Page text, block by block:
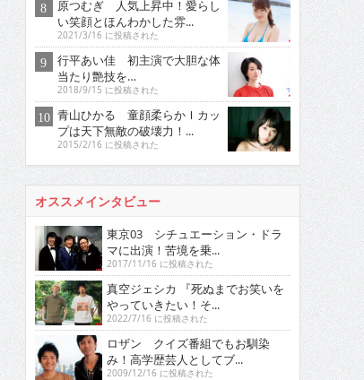
原つむぎ 人気上昇中！愛らし
い笑顔とほんわかした雰...
2021/3/16 に投稿された
行平あい佳 初主演で大胆な体
当たり艶技を…
2018/9/15 に投稿された
青山ひかる 童顔柔らかＩカッ
プは天下無敵の破壊力！...
2015/2/16 に投稿された
オススメインタビュー
東京03 シチュエーション・ドラ
マに出演！苦境を乗...
2017/11/16 に投稿された
真空ジェシカ 『死ぬまでお笑いを
やっていきたい！そ...
2022/7/16 に投稿された
ロザン クイズ番組でもお馴染
み！高学歴芸人としてブ...
2009/12/16 に投稿された